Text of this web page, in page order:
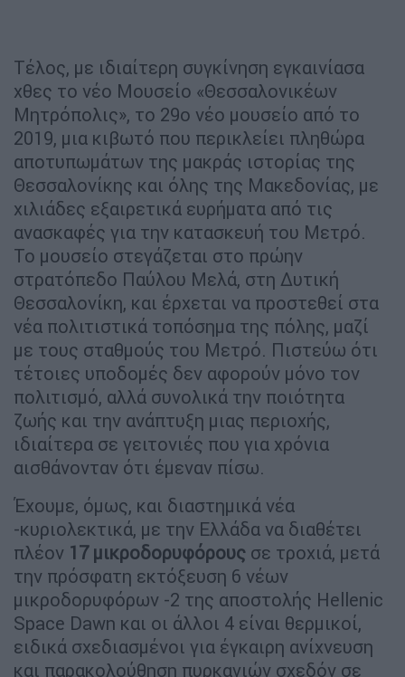
Τέλος, με ιδιαίτερη συγκίνηση εγκαινίασα
χθες το νέο Μουσείο «Θεσσαλονικέων
Μητρόπολις», το 29ο νέο μουσείο από το
2019, μια κιβωτό που περικλείει πληθώρα
αποτυπωμάτων της μακράς ιστορίας της
Θεσσαλονίκης και όλης της Μακεδονίας, με
χιλιάδες εξαιρετικά ευρήματα από τις
ανασκαφές για την κατασκευή του Μετρό.
Το μουσείο στεγάζεται στο πρώην
στρατόπεδο Παύλου Μελά, στη Δυτική
Θεσσαλονίκη, και έρχεται να προστεθεί στα
νέα πολιτιστικά τοπόσημα της πόλης, μαζί
με τους σταθμούς του Μετρό. Πιστεύω ότι
τέτοιες υποδομές δεν αφορούν μόνο τον
πολιτισμό, αλλά συνολικά την ποιότητα
ζωής και την ανάπτυξη μιας περιοχής,
ιδιαίτερα σε γειτονιές που για χρόνια
αισθάνονταν ότι έμεναν πίσω.
Έχουμε, όμως, και διαστημικά νέα
-κυριολεκτικά, με την Ελλάδα να διαθέτει
πλέον 17 μικροδορυφόρους σε τροχιά, μετά
την πρόσφατη εκτόξευση 6 νέων
μικροδορυφόρων -2 της αποστολής Hellenic
Space Dawn και οι άλλοι 4 είναι θερμικοί,
ειδικά σχεδιασμένοι για έγκαιρη ανίχνευση
και παρακολούθηση πυρκαγιών σχεδόν σε